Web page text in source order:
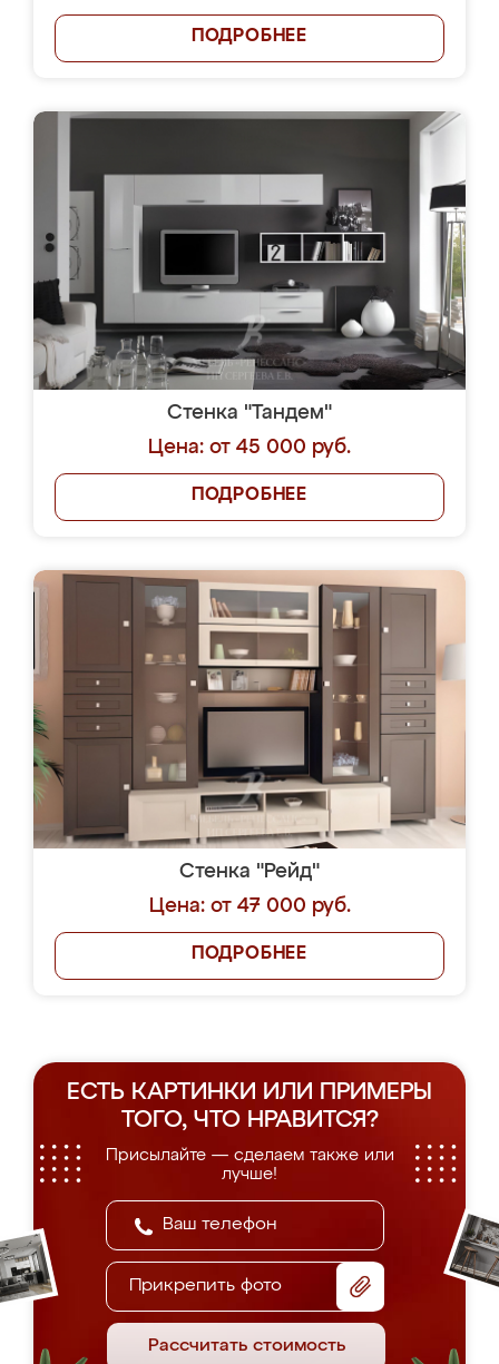
ПОДРОБНЕЕ
Стенка "Тандем"
Цена: от 45 000 руб.
ПОДРОБНЕЕ
Стенка "Рейд"
Цена: от 47 000 руб.
ПОДРОБНЕЕ
ЕСТЬ КАРТИНКИ ИЛИ ПРИМЕРЫ
ТОГО, ЧТО НРАВИТСЯ?
Присылайте — сделаем также или
лучше!
Прикрепить фото
Рассчитать стоимость